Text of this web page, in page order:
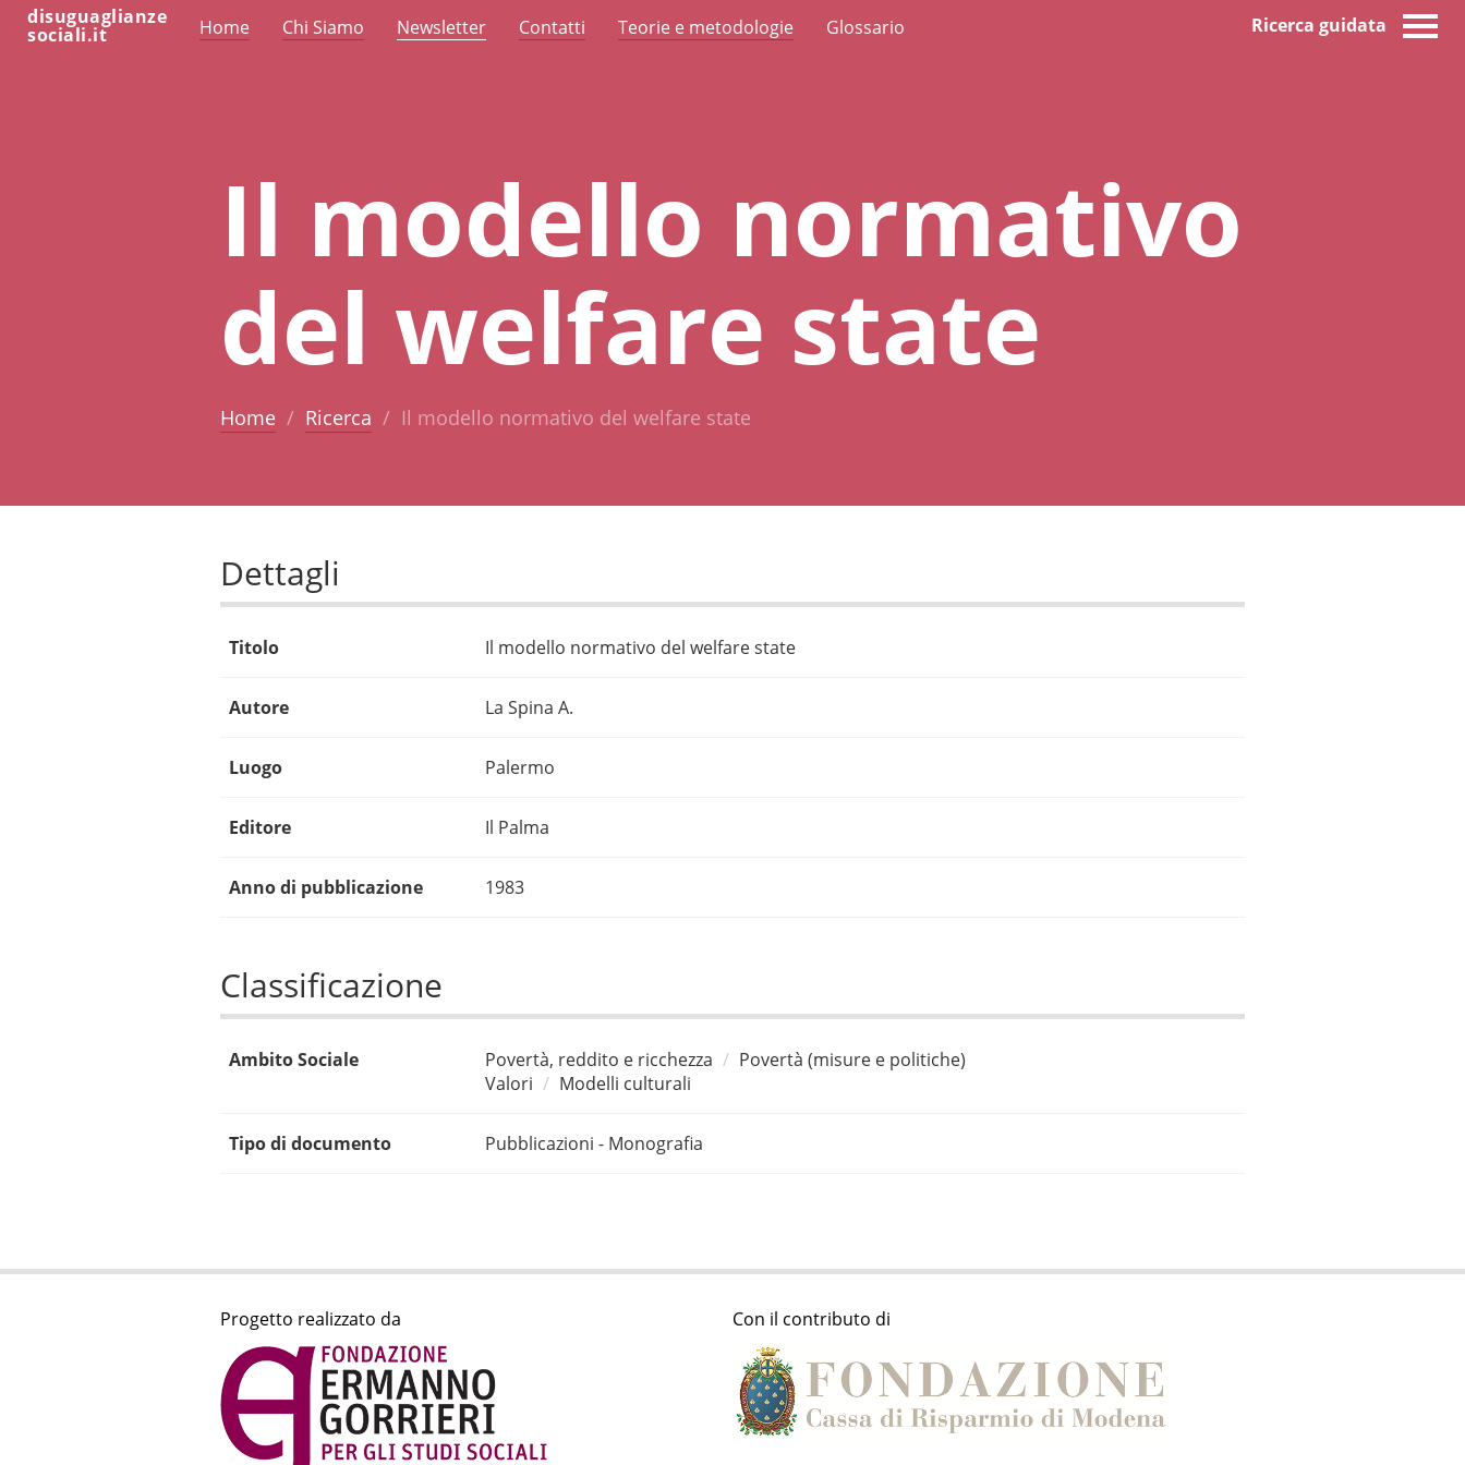
disuguaglianze
sociali.it Home Chi Siamo Newsletter Contatti Teorie e metodologie Glossario Ricerca guidata
Il modello normativo
del welfare state
Home Ricerca Il modello normativo del welfare state
Dettagli
Titolo Il modello normativo del welfare state
Autore La Spina A.
Luogo Palermo
Editore Il Palma
Anno di pubblicazione 1983
Classificazione
Ambito Sociale Povertà, reddito e ricchezza
Povertà (misure e politiche)
Valori
Modelli culturali
Tipo di documento Pubblicazioni - Monografia
Progetto realizzato da Con il contributo di